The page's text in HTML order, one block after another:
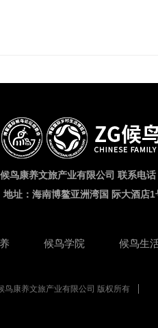
鸟康养文旅产业有限公司 联系电
地址：海南博鳌亚洲湾国 际大酒店
候鸟学院 候鸟生
康养文旅产业有限公司 版权所有